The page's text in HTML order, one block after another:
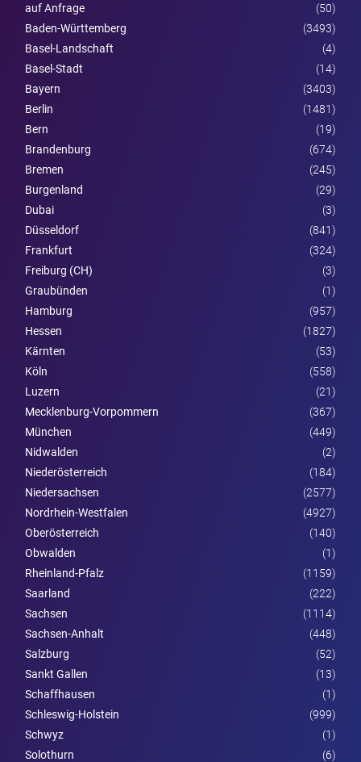
auf Anfrage
(50)
Baden-Württemberg
(3493)
Basel-Landschaft
(4)
Basel-Stadt
(14)
Bayern
(3403)
Berlin
(1481)
Bern
(19)
Brandenburg
(674)
Bremen
(245)
Burgen­land
(29)
Dubai
(3)
Düsseldorf
(841)
Frankfurt
(324)
Freiburg (CH)
(3)
Graubünden
(1)
Hamburg
(957)
Hessen
(1827)
Kärnten
(53)
Köln
(558)
Luzern
(21)
Mecklenburg-Vorpommern
(367)
München
(449)
Nidwalden
(2)
Nieder­österreich
(184)
Niedersachsen
(2577)
Nordrhein-Westfalen
(4927)
Ober­österreich
(140)
Obwalden
(1)
Rheinland-Pfalz
(1159)
Saarland
(222)
Sachsen
(1114)
Sachsen-Anhalt
(448)
Salzburg
(52)
Sankt Gallen
(13)
Schaffhausen
(1)
Schleswig-Holstein
(999)
Schwyz
(1)
Solothurn
(6)